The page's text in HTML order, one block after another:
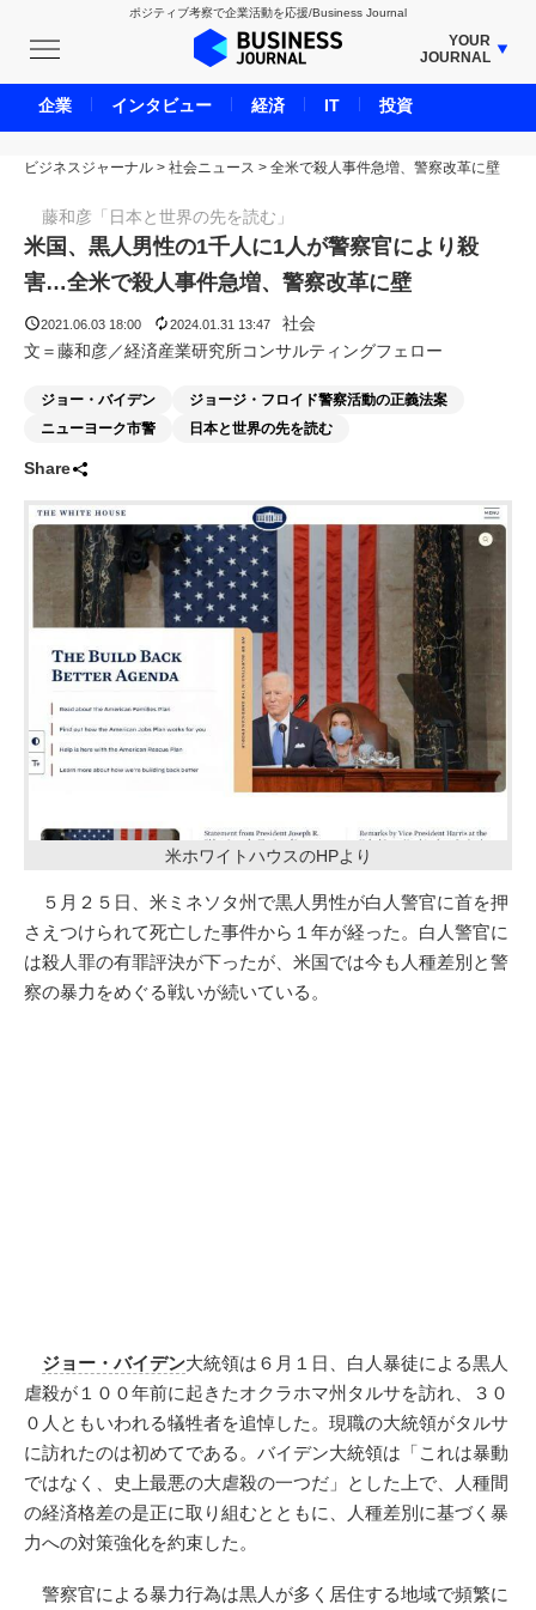
ポジティブ考察で企業活動を応援/Business Journal
YOUR
JOURNAL
BUSINESS JOURNAL
UNICORN JOURNAL
CARBON CREDITS JOURNAL
IVS JOURNAL
ENERGY MANAGEMENT JOURNAL
INBOUND JOURNAL
LIFE ENDING JOURNAL
AI JOURNAL
SMART MARKETING JOURNAL
ビジネスジャーナル > 社会ニュース > 全米で殺人事件急増、警察改革に壁
藤和彦「日本と世界の先を読む」
米国、黒人男性の1千人に1人が警察官により殺
害…全米で殺人事件急増、警察改革に壁
2021.06.03 18:00 2024.01.31 13:47
社会
文＝藤和彦／経済産業研究所コンサルティングフェロー
ジョー・バイデン
ジョージ・フロイド警察活動の正義法案
ニューヨーク市警
日本と世界の先を読む
Share
米ホワイトハウスのHPより
５月２５日、米ミネソタ州で黒人男性が白人警官に首を押
さえつけられて死亡した事件から１年が経った。白人警官に
は殺人罪の有罪評決が下ったが、米国では今も人種差別と警
察の暴力をめぐる戦いが続いている。
ジョー・バイデン大統領は６月１日、白人暴徒による黒人
虐殺が１００年前に起きたオクラホマ州タルサを訪れ、３０
０人ともいわれる犠牲者を追悼した。現職の大統領がタルサ
に訪れたのは初めてである。バイデン大統領は「これは暴動
ではなく、史上最悪の大虐殺の一つだ」とした上で、人種間
の経済格差の是正に取り組むとともに、人種差別に基づく暴
力への対策強化を約束した。
警察官による暴力行為は黒人が多く居住する地域で頻繁に
企業 インタビュー 経済 IT 投資